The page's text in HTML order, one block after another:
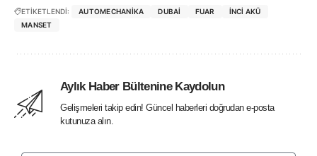
ETİKETLENDİ: AUTOMECHANIKA DUBAI FUAR
INCI AKÜ
MANSET
Aylık Haber Bültenine Kaydolun
Gelişmeleri takip edin! Güncel haberleri doğrudan e-posta
kutunuza alın.